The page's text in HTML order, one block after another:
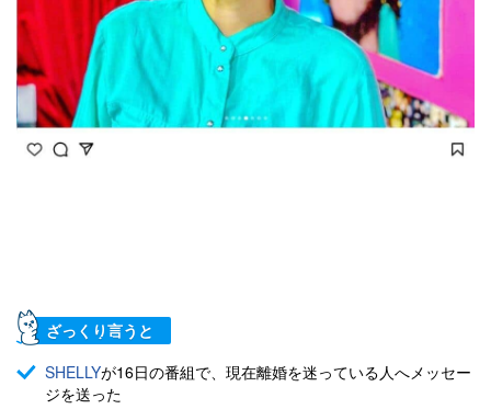
ざっくり言うと
SHELLYが16日の番組で、現在離婚を迷っている人へメッセー
ジを送った